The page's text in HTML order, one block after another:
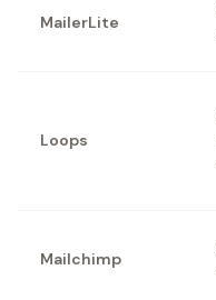
MailerLite
Loops
Mailchimp